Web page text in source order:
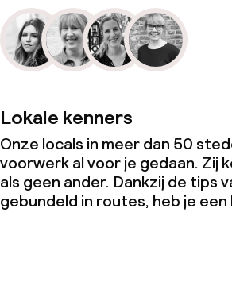
Lokale kenners
Onze locals in meer dan 50
voorwerk al voor je gedaan. Zij
als geen ander. Dankzij de tips
gebundeld in routes, heb je een